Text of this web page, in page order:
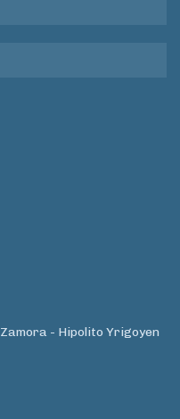
- Hipolito Yrigoyen